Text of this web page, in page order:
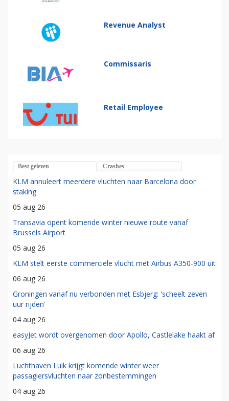
Revenue Analyst
Commissaris
Retail Employee
Best gelezen Crashes
KLM annuleert meerdere vluchten naar Barcelona door
staking
05 aug 26
Transavia opent komende winter nieuwe route vanaf
Brussels Airport
05 aug 26
KLM stelt eerste commerciële vlucht met Airbus A350-900 uit
06 aug 26
Groningen vanaf nu verbonden met Esbjerg: 'scheelt zeven
uur rijden'
04 aug 26
easyJet wordt overgenomen door Apollo, Castlelake haakt af
06 aug 26
Luchthaven Luik krijgt komende winter weer
passagiersvluchten naar zonbestemmingen
04 aug 26